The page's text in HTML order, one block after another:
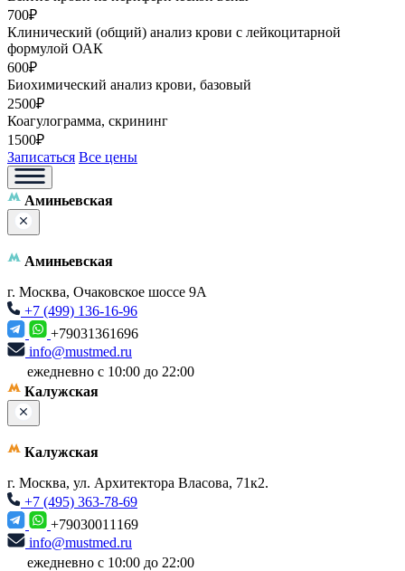
700₽
Клинический (общий) анализ крови с лейкоцитарной
формулой ОАК
600₽
Биохимический анализ крови, базовый
2500₽
Коагулограмма, скрининг
1500₽
Записаться Все цены
Аминьевская
Аминьевская
г. Москва, Очаковское шоссе 9А
+7 (499) 136-16-96
+79031361696
info@mustmed.ru
ежедневно с 10:00 до 22:00
Калужская
Калужская
г. Москва, ул. Архитектора Власова, 71к2.
+7 (495) 363-78-69
+79030011169
info@mustmed.ru
ежедневно с 10:00 до 22:00